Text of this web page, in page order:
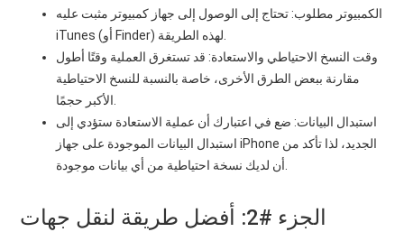
الكمبيوتر مطلوب: تحتاج إلى الوصول إلى جهاز كمبيوتر مثبت عليه
iTunes (أو Finder) لهذه الطريقة.
وقت النسخ الاحتياطي والاستعادة: قد تستغرق العملية وقتًا أطول
مقارنة ببعض الطرق الأخرى، خاصة بالنسبة للنسخ الاحتياطية
الأكبر حجمًا.
استبدال البيانات: ضع في اعتبارك أن عملية الاستعادة ستؤدي إلى
استبدال البيانات الموجودة على جهاز iPhone الجديد، لذا تأكد من
أن لديك نسخة احتياطية من أي بيانات موجودة.
الجزء #2: أفضل طريقة لنقل جهات